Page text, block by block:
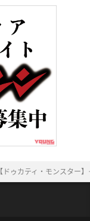
【ドゥカティ・モンスター